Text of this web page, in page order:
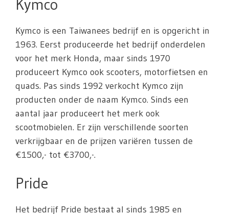
Kymco
Kymco is een Taiwanees bedrijf en is opgericht in
1963. Eerst produceerde het bedrijf onderdelen
voor het merk Honda, maar sinds 1970
produceert Kymco ook scooters, motorfietsen en
quads. Pas sinds 1992 verkocht Kymco zijn
producten onder de naam Kymco. Sinds een
aantal jaar produceert het merk ook
scootmobielen. Er zijn verschillende soorten
verkrijgbaar en de prijzen variëren tussen de
€1500,- tot €3700,-.
Pride
Het bedrijf Pride bestaat al sinds 1985 en